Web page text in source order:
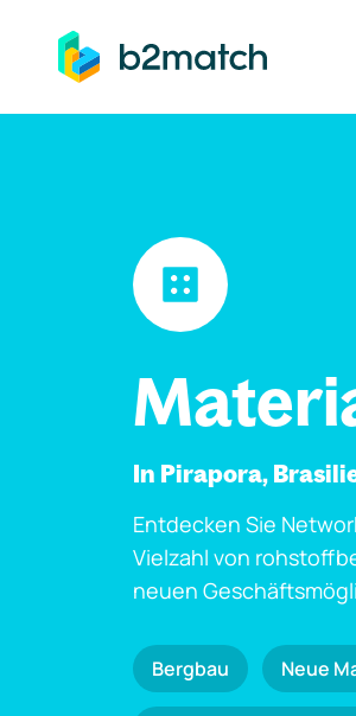
springen
In Pirapora,
Entdecken Sie
Vielzahl von
neuen
Bergbau Neue